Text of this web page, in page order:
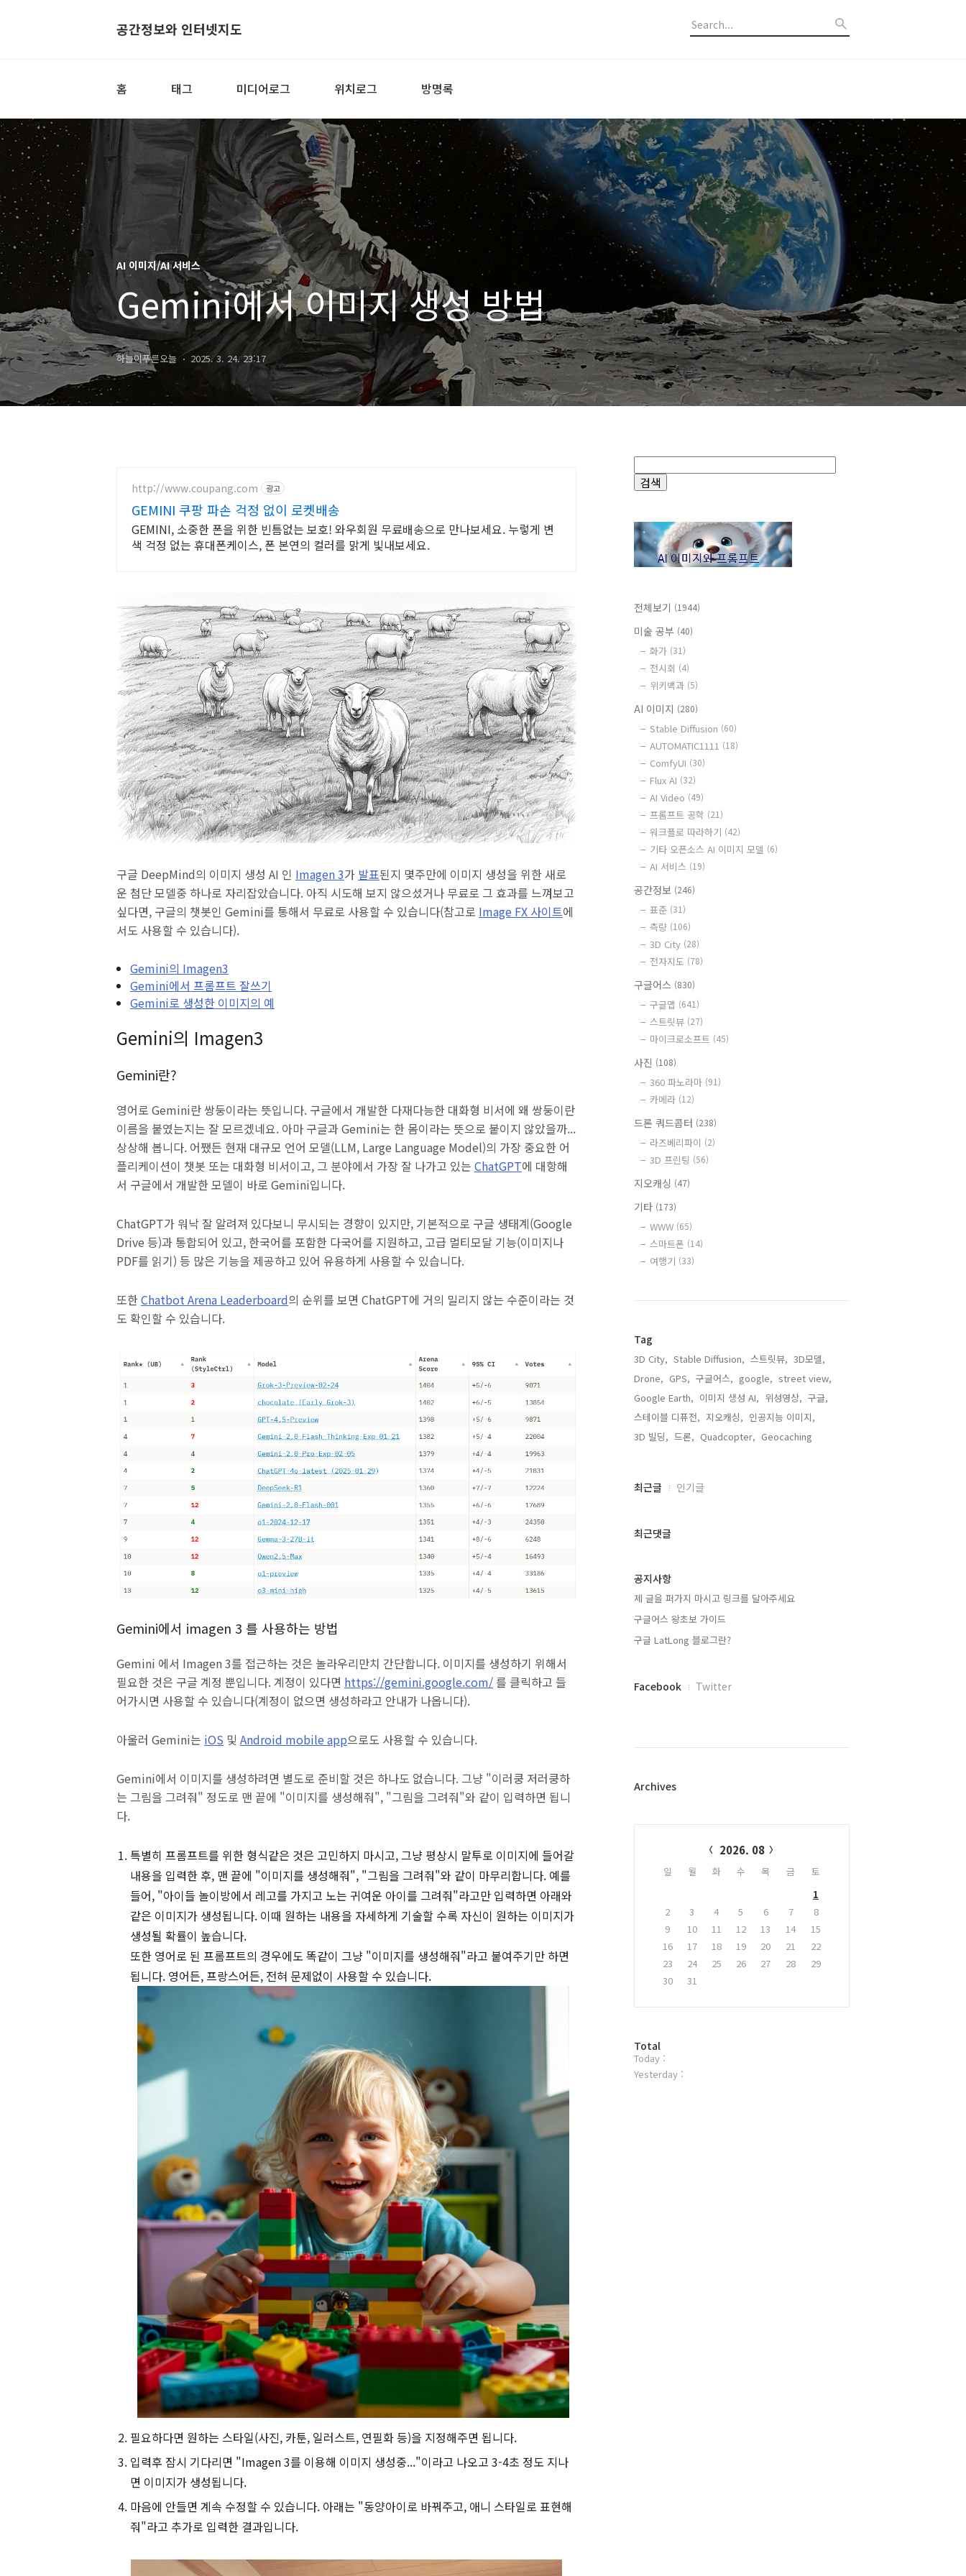
공간정보와 인터넷지도
홈 태그 미디어로그 위치로그 방명록
AI 이미지/AI 서비스
Gemini에서 이미지 생성 방법
하늘이푸른오늘 2025. 3. 24. 23:17
http://www.coupang.com 광고
GEMINI 쿠팡 파손 걱정 없이 로켓배송
GEMINI, 소중한 폰을 위한 빈틈없는 보호! 와우회원 무료배송으로 만나보세요. 누렇게 변
색 걱정 없는 휴대폰케이스, 폰 본연의 컬러를 맑게 빛내보세요.
구글 DeepMind의 이미지 생성 AI 인 Imagen 3가 발표된지 몇주만에 이미지 생성을 위한 새로
운 첨단 모델중 하나로 자리잡았습니다. 아직 시도해 보지 않으셨거나 무료로 그 효과를 느껴보고
싶다면, 구글의 챗봇인 Gemini를 통해서 무료로 사용할 수 있습니다(참고로 Image FX 사이트에
서도 사용할 수 있습니다).
Gemini의 Imagen3
Gemini에서 프롬프트 잘쓰기
Gemini로 생성한 이미지의 예
Gemini의 Imagen3
Gemini란?
영어로 Gemini란 쌍둥이라는 뜻입니다. 구글에서 개발한 다재다능한 대화형 비서에 왜 쌍둥이란
이름을 붙였는지는 잘 모르겠네요. 아마 구글과 Gemini는 한 몸이라는 뜻으로 붙이지 않았을까...
상상해 봅니다. 어쨌든 현재 대규모 언어 모델(LLM, Large Language Model)의 가장 중요한 어
플리케이션이 챗봇 또는 대화형 비서이고, 그 분야에서 가장 잘 나가고 있는 ChatGPT에 대항해
서 구글에서 개발한 모델이 바로 Gemini입니다.
ChatGPT가 워낙 잘 알려져 있다보니 무시되는 경향이 있지만, 기본적으로 구글 생태계(Google
Drive 등)과 통합되어 있고, 한국어를 포함한 다국어를 지원하고, 고급 멀티모달 기능(이미지나
PDF를 읽기) 등 많은 기능을 제공하고 있어 유용하게 사용할 수 있습니다.
또한 Chatbot Arena Leaderboard의 순위를 보면 ChatGPT에 거의 밀리지 않는 수준이라는 것
도 확인할 수 있습니다.
Gemini에서 imagen 3 를 사용하는 방법
Gemini 에서 Imagen 3를 접근하는 것은 놀라우리만치 간단합니다. 이미지를 생성하기 위해서
필요한 것은 구글 계정 뿐입니다. 계정이 있다면 https://gemini.google.com/ 를 클릭하고 들
어가시면 사용할 수 있습니다(계정이 없으면 생성하라고 안내가 나옵니다).
아울러 Gemini는 iOS 및 Android mobile app으로도 사용할 수 있습니다.
Gemini에서 이미지를 생성하려면 별도로 준비할 것은 하나도 없습니다. 그냥 "이러쿵 저러쿵하
는 그림을 그려줘" 정도로 맨 끝에 "이미지를 생성해줘", "그림을 그려줘"와 같이 입력하면 됩니
다.
특별히 프롬프트를 위한 형식같은 것은 고민하지 마시고, 그냥 평상시 말투로 이미지에 들어갈
내용을 입력한 후, 맨 끝에 "이미지를 생성해줘", "그림을 그려줘"와 같이 마무리합니다. 예를
들어, "아이들 놀이방에서 레고를 가지고 노는 귀여운 아이를 그려줘"라고만 입력하면 아래와
같은 이미지가 생성됩니다. 이때 원하는 내용을 자세하게 기술할 수록 자신이 원하는 이미지가
생성될 확률이 높습니다.
또한 영어로 된 프롬프트의 경우에도 똑같이 그냥 "이미지를 생성해줘"라고 붙여주기만 하면
됩니다. 영어든, 프랑스어든, 전혀 문제없이 사용할 수 있습니다.
필요하다면 원하는 스타일(사진, 카툰, 일러스트, 연필화 등)을 지정해주면 됩니다.
입력후 잠시 기다리면 "Imagen 3를 이용해 이미지 생성중..."이라고 나오고 3-4초 정도 지나
면 이미지가 생성됩니다.
마음에 안들면 계속 수정할 수 있습니다. 아래는 "동양아이로 바꿔주고, 애니 스타일로 표현해
줘"라고 추가로 입력한 결과입니다.
전체보기 (1944)
미술 공부 (40)
화가 (31)
전시회 (4)
위키백과 (5)
AI 이미지 (280)
Stable Diffusion (60)
AUTOMATIC1111 (18)
ComfyUI (30)
Flux AI (32)
AI Video (49)
프롬프트 공학 (21)
워크플로 따라하기 (42)
기타 오픈소스 AI 이미지 모델 (6)
AI 서비스 (19)
공간정보 (246)
표준 (31)
측량 (106)
3D City (28)
전자지도 (78)
구글어스 (830)
구글맵 (641)
스트릿뷰 (27)
마이크로소프트 (45)
사진 (108)
360 파노라마 (91)
카메라 (12)
드론 쿼드콥터 (238)
라즈베리파이 (2)
3D 프린팅 (56)
지오캐싱 (47)
기타 (173)
WWW (65)
스마트폰 (14)
여행기 (33)
Tag
3D City, Stable Diffusion, 스트릿뷰, 3D모델,
Drone, GPS, 구글어스, google, street view,
Google Earth, 이미지 생성 AI, 위성영상, 구글,
스테이블 디퓨전, 지오캐싱, 인공지능 이미지,
3D 빌딩, 드론, Quadcopter, Geocaching,
최
과
글
최근글 인기글
최근댓글
공지사항
제 글을 퍼가지 마시고 링크를 달아주세요
구글어스 왕초보 가이드
구글 LatLong 블로그란?
페
플
Facebook Twitter
Archives
2026. 08
일 월 화 수 목 금
토
1
2
3 4 5 6 7
8
9
10 11 12 13 14
15
16
17 18 19 20 21
22
23
24 25 26 27 28
29
30
31
방
문
자
Total
Today :
Yesterday :